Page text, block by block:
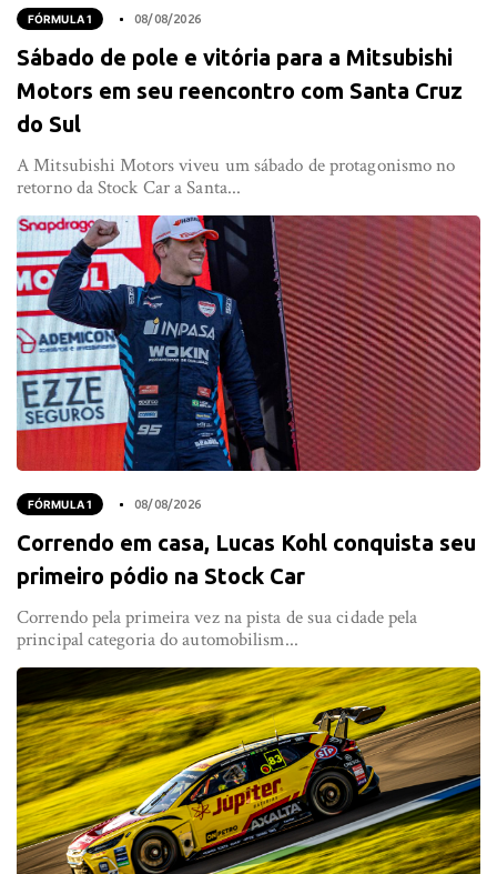
FÓRMULA 1 08/08/2026
Sábado de pole e vitória para a Mitsubishi
Motors em seu reencontro com Santa Cruz
do Sul
A Mitsubishi Motors viveu um sábado de protagonismo no
retorno da Stock Car a Santa...
FÓRMULA 1 08/08/2026
Correndo em casa, Lucas Kohl conquista seu
primeiro pódio na Stock Car
Correndo pela primeira vez na pista de sua cidade pela
principal categoria do automobilism...